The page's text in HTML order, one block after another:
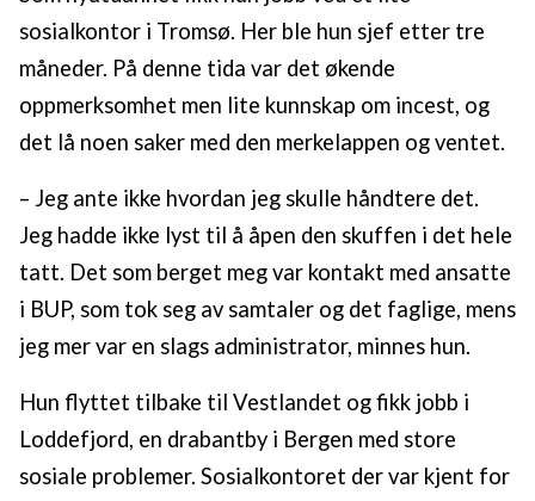
sosialkontor i Tromsø. Her ble hun sjef etter tre
måneder. På denne tida var det økende
oppmerksomhet men lite kunnskap om incest, og
det lå noen saker med den merkelappen og ventet.
– Jeg ante ikke hvordan jeg skulle håndtere det.
Jeg hadde ikke lyst til å åpen den skuffen i det hele
tatt. Det som berget meg var kontakt med ansatte
i BUP, som tok seg av samtaler og det faglige, mens
jeg mer var en slags administrator, minnes hun.
Hun flyttet tilbake til Vestlandet og fikk jobb i
Loddefjord, en drabantby i Bergen med store
sosiale problemer. Sosialkontoret der var kjent for